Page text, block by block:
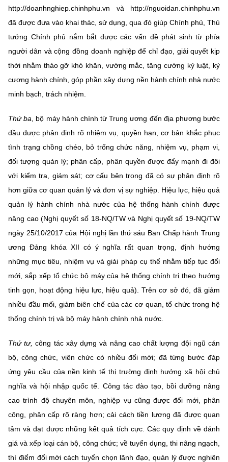
http://doanhnghiep.chinhphu.vn và http://nguoidan.chinhphu.vn
đã được đưa vào khai thác, sử dụng, qua đó giúp Chính phủ, Thủ
tướng Chính phủ nắm bắt được các vấn đề phát sinh từ phía
người dân và cộng đồng doanh nghiệp để chỉ đạo, giải quyết kịp
thời nhằm tháo gỡ khó khăn, vướng mắc, tăng cường kỷ luật, kỷ
cương hành chính, góp phần xây dựng nền hành chính nhà nước
minh bạch, trách nhiệm.
Thứ ba , bộ máy hành chính từ Trung ương đến địa phương bước
đầu được phân định rõ nhiệm vụ, quyền hạn, cơ bản khắc phục
tình trạng chồng chéo, bỏ trống chức năng, nhiệm vụ, phạm vi,
đối tượng quản lý; phân cấp, phân quyền được đẩy mạnh đi đôi
với kiểm tra, giám sát; cơ cấu bên trong đã có sự phân định rõ
hơn giữa cơ quan quản lý và đơn vị sự nghiệp. Hiệu lực, hiệu quả
quản lý hành chính nhà nước của hệ thống hành chính được
nâng cao (Nghị quyết số 18-NQ/TW và Nghị quyết số 19-NQ/TW
ngày 25/10/2017 của Hội nghị lần thứ sáu Ban Chấp hành Trung
ương Đảng khóa XII có ý nghĩa rất quan trọng, định hướng
những mục tiêu, nhiệm vụ và giải pháp cụ thể nhằm tiếp tục đổi
mới, sắp xếp tổ chức bộ máy của hệ thống chính trị theo hướng
tinh gọn, hoạt động hiệu lực, hiệu quả). Trên cơ sở đó, đã giảm
nhiều đầu mối, giảm biên chế của các cơ quan, tổ chức trong hệ
thống chính trị và bộ máy hành chính nhà nước.
Thứ tư, công tác xây dựng và nâng cao chất lượng đội ngũ cán
bộ, công chức, viên chức có nhiều đổi mới; đã từng bước đáp
ứng yêu cầu của nền kinh tế thị trường định hướng xã hội chủ
nghĩa và hội nhập quốc tế. Công tác đào tạo, bồi dưỡng nâng
cao trình độ chuyên môn, nghiệp vụ cũng được đổi mới, phân
công, phân cấp rõ ràng hơn; cải cách tiền lương đã được quan
tâm và đạt được những kết quả tích cực. Các quy định về đánh
giá và xếp loại cán bộ, công chức; về tuyển dụng, thi nâng ngạch,
thí điểm đổi mới cách tuyển chọn lãnh đạo, quản lý được nghiên